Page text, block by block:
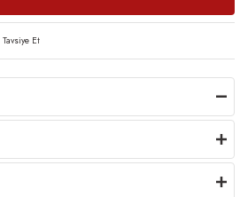
Tavsiye Et